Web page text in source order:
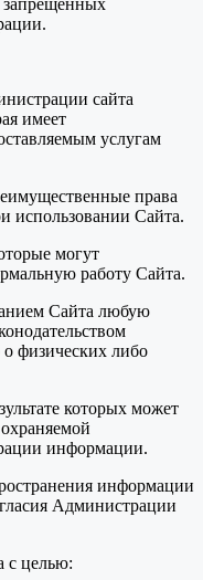
сайта
имеет
услугам
права
использовании Сайта.
могут
работу Сайта.
Сайта любую
физических либо
которых может
информации.
информации
Администрации
с целью: